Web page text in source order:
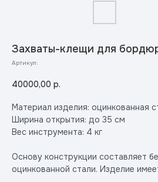
Захваты-клещи для
Артикул:
40000,00 р.
Материал изделия: оцинкованная
Ширина открытия: до 35 см
Вес инструмента: 4 кг
Основу конструкции составляет
оцинкованной стали. Изделие